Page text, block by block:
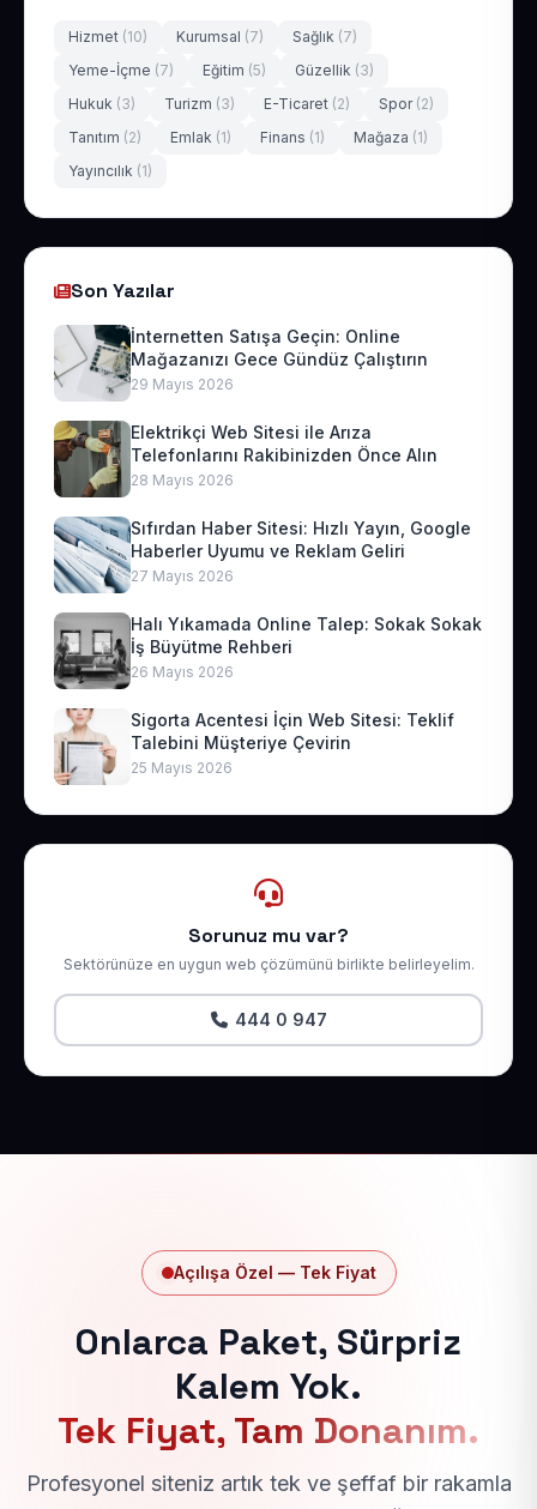
Hizmet (10) Kurumsal (7) Sağlık (7)
Yeme-İçme (7) Eğitim (5) Güzellik (3)
Hukuk (3) Turizm (3) E-Ticaret (2) Spor (2)
Tanıtım (2) Emlak (1) Finans (1) Mağaza (1)
Yayıncılık (1)
Son Yazılar
İnternetten Satışa Geçin: Online
Mağazanızı Gece Gündüz Çalıştırın
29 Mayıs 2026
Elektrikçi Web Sitesi ile Arıza
Telefonlarını Rakibinizden Önce Alın
28 Mayıs 2026
Sıfırdan Haber Sitesi: Hızlı Yayın, Google
Haberler Uyumu ve Reklam Geliri
27 Mayıs 2026
Halı Yıkamada Online Talep: Sokak Sokak
İş Büyütme Rehberi
26 Mayıs 2026
Sigorta Acentesi İçin Web Sitesi: Teklif
Talebini Müşteriye Çevirin
25 Mayıs 2026
Sorunuz mu var?
Sektörünüze en uygun web çözümünü birlikte belirleyelim.
444 0 947
Açılışa Özel — Tek Fiyat
Onlarca Paket, Sürpriz
Kalem Yok.
Tek Fiyat, Tam Donanım.
Profesyonel siteniz artık tek ve şeffaf bir rakamla